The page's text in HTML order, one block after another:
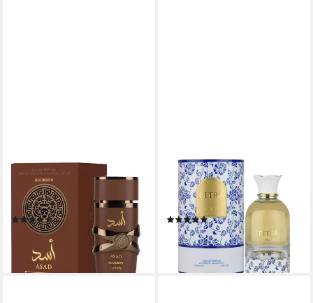
Eau de Parfum Asad Bourbon,
Glasflakon, Parfüm EDP,
Unisex Duft
(22)
ab 27,46 €
(274,60 €/ 1 l)
leider ausverkauft
LATTAFA
Eau de Parfum Petra Eau de
Parfum, Glasflakon, Parfüm
EDP, Damenduft
(1)
ab 39,90 €
(39,90 €/ 100 ml)
lieferbar - in 2-3 Werktagen bei dir